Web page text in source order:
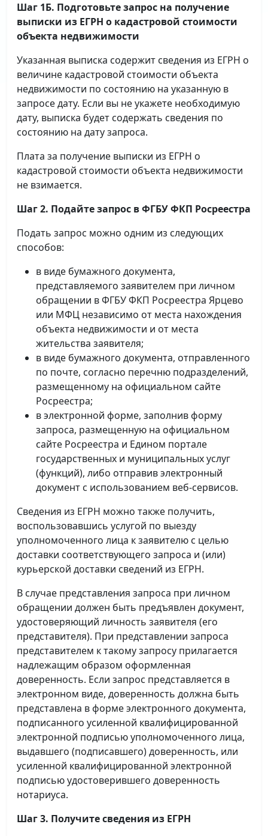
Шаг 1Б. Подготовьте запрос на получение
выписки из ЕГРН о кадастровой стоимости
объекта недвижимости
Указанная выписка содержит сведения из ЕГРН о
величине кадастровой стоимости объекта
недвижимости по состоянию на указанную в
запросе дату. Если вы не укажете необходимую
дату, выписка будет содержать сведения по
состоянию на дату запроса.
Плата за получение выписки из ЕГРН о
кадастровой стоимости объекта недвижимости
не взимается.
Шаг 2. Подайте запрос в ФГБУ ФКП Росреестра
Подать запрос можно одним из следующих
способов:
в виде бумажного документа,
представляемого заявителем при личном
обращении в ФГБУ ФКП Росреестра Ярцево
или МФЦ независимо от места нахождения
объекта недвижимости и от места
жительства заявителя;
в виде бумажного документа, отправленного
по почте, согласно перечню подразделений,
размещенному на официальном сайте
Росреестра;
в электронной форме, заполнив форму
запроса, размещенную на официальном
сайте Росреестра и Едином портале
государственных и муниципальных услуг
(функций), либо отправив электронный
документ с использованием веб-сервисов.
Сведения из ЕГРН можно также получить,
воспользовавшись услугой по выезду
уполномоченного лица к заявителю с целью
доставки соответствующего запроса и (или)
курьерской доставки сведений из ЕГРН.
В случае представления запроса при личном
обращении должен быть предъявлен документ,
удостоверяющий личность заявителя (его
представителя). При представлении запроса
представителем к такому запросу прилагается
надлежащим образом оформленная
доверенность. Если запрос представляется в
электронном виде, доверенность должна быть
представлена в форме электронного документа,
подписанного усиленной квалифицированной
электронной подписью уполномоченного лица,
выдавшего (подписавшего) доверенность, или
усиленной квалифицированной электронной
подписью удостоверившего доверенность
нотариуса.
Шаг 3. Получите сведения из ЕГРН